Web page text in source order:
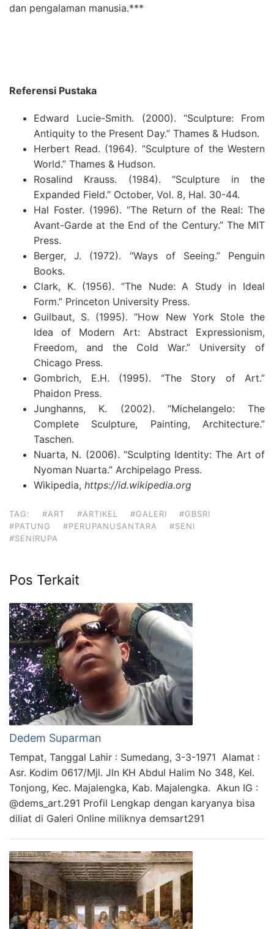
dan pengalaman manusia.***
Referensi Pustaka
Edward Lucie-Smith. (2000). “Sculpture: From
Antiquity to the Present Day.” Thames & Hudson.
Herbert Read. (1964). “Sculpture of the Western
World.” Thames & Hudson.
Rosalind Krauss. (1984). “Sculpture in the
Expanded Field.” October, Vol. 8, Hal. 30-44.
Hal Foster. (1996). “The Return of the Real: The
Avant-Garde at the End of the Century.” The MIT
Press.
Berger, J. (1972). “Ways of Seeing.” Penguin
Books.
Clark, K. (1956). “The Nude: A Study in Ideal
Form.” Princeton University Press.
Guilbaut, S. (1995). “How New York Stole the
Idea of Modern Art: Abstract Expressionism,
Freedom, and the Cold War.” University of
Chicago Press.
Gombrich, E.H. (1995). “The Story of Art.”
Phaidon Press.
Junghanns, K. (2002). “Michelangelo: The
Complete Sculpture, Painting, Architecture.”
Taschen.
Nuarta, N. (2006). “Sculpting Identity: The Art of
Nyoman Nuarta.” Archipelago Press.
Wikipedia, https://id.wikipedia.org
TAG: #ART #ARTIKEL #GALERI
#GBSRI
#PATUNG
#PERUPANUSANTARA
#SENI
#SENIRUPA
Pos Terkait
Dedem Suparman
Tempat, Tanggal Lahir : Sumedang, 3-3-1971 Alamat :
Asr. Kodim 0617/Mjl. Jln KH Abdul Halim No 348, Kel.
Tonjong, Kec. Majalengka, Kab. Majalengka. Akun IG :
@dems_art.291 Profil Lengkap dengan karyanya bisa
diliat di Galeri Online miliknya demsart291